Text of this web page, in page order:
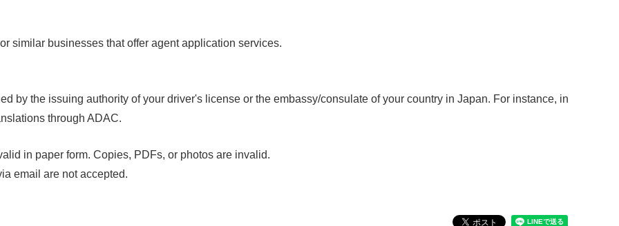
similar businesses that offer agent application services.
by the issuing authority of your driver's license or the embassy/consulate of your country in Japan. For instance, in
through ADAC.
in paper form. Copies, PDFs, or photos are invalid.
email are not accepted.